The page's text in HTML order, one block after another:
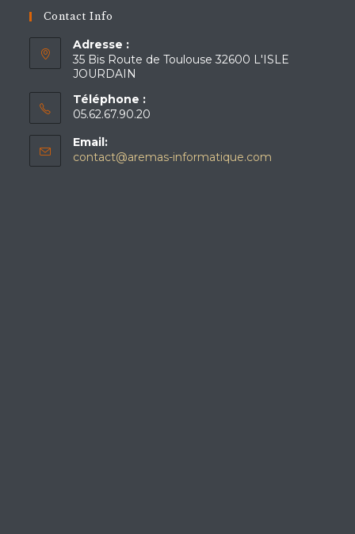
Contact Info
Adresse :
35 Bis Route de Toulouse 32600 L'ISLE
JOURDAIN
Téléphone :
05.62.67.90.20
Email:
contact@aremas-informatique.com